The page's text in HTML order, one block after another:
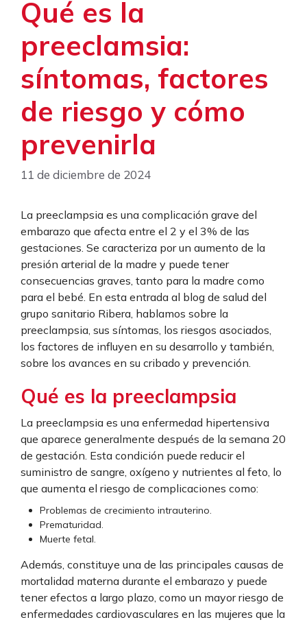
Qué es la
preeclamsia:
síntomas, factores
de riesgo y cómo
prevenirla
11 de diciembre de 2024
La preeclampsia es una complicación grave del
embarazo que afecta entre el 2 y el 3% de las
gestaciones. Se caracteriza por un aumento de la
presión arterial de la madre y puede tener
consecuencias graves, tanto para la madre como
para el bebé. En esta entrada al blog de salud del
grupo sanitario Ribera, hablamos sobre la
preeclampsia, sus síntomas, los riesgos asociados,
los factores de influyen en su desarrollo y también,
sobre los avances en su cribado y prevención.
Qué es la preeclampsia
La preeclampsia es una enfermedad hipertensiva
que aparece generalmente después de la semana 20
de gestación. Esta condición puede reducir el
suministro de sangre, oxígeno y nutrientes al feto, lo
que aumenta el riesgo de complicaciones como:
Problemas de crecimiento intrauterino.
Prematuridad.
Muerte fetal.
Además, constituye una de las principales causas de
mortalidad materna durante el embarazo y puede
tener efectos a largo plazo, como un mayor riesgo de
enfermedades cardiovasculares en las mujeres que la